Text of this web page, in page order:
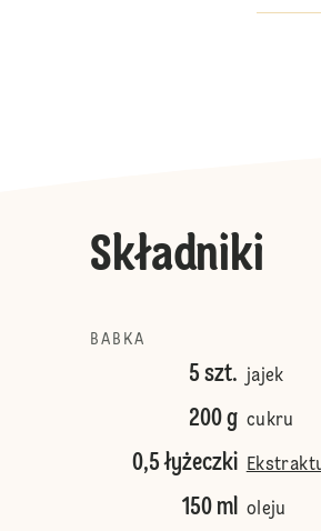
Składniki
BABKA
5 szt. jajek
200 g cukru
0,5 łyżeczki
150 ml oleju